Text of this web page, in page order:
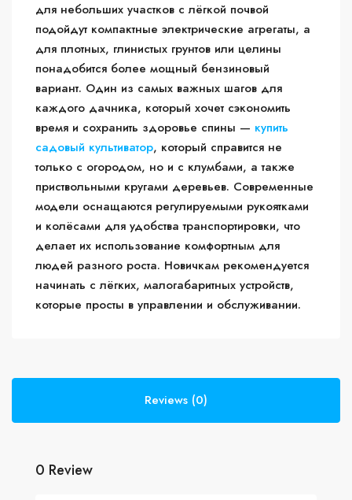
для небольших участков с лёгкой почвой
подойдут компактные электрические агрегаты, а
для плотных, глинистых грунтов или целины
понадобится более мощный бензиновый
вариант. Один из самых важных шагов для
каждого дачника, который хочет сэкономить
время и сохранить здоровье спины — купить
садовый культиватор, который справится не
только с огородом, но и с клумбами, а также
приствольными кругами деревьев. Современные
модели оснащаются регулируемыми рукоятками
и колёсами для удобства транспортировки, что
делает их использование комфортным для
людей разного роста. Новичкам рекомендуется
начинать с лёгких, малогабаритных устройств,
которые просты в управлении и обслуживании.
Reviews (0)
0 Review